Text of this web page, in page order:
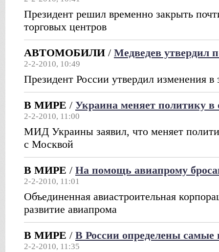
Президент решил временно закрыть
торговых центров
АВТОМОБИЛИ / Медведев
2-2-2010, 10:49
Президент России утвердил изменения
В МИРЕ / Украина меняет политику
2-2-2010, 11:00
МИД Украины заявил, что меняет
с Москвой
В МИРЕ / На помощь авиапрому
2-2-2010, 11:01
Объединенная авиастроительная
развитие авиапрома
В МИРЕ / В России определены
2-2-2010, 11:35